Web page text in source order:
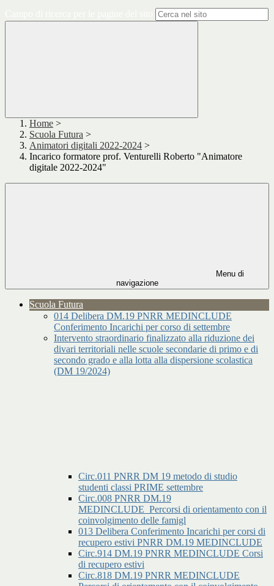
Home >
Scuola Futura >
Animatori digitali 2022-2024 >
Incarico formatore prof. Venturelli Roberto "Animatore
digitale 2022-2024"
Menu di
navigazione
Scuola Futura
014 Delibera DM.19 PNRR MEDINCLUDE
Conferimento Incarichi per corso di settembre
Intervento straordinario finalizzato alla riduzione dei
divari territoriali nelle scuole secondarie di primo e di
secondo grado e alla lotta alla dispersione scolastica
(DM 19/2024)
Circ.011 PNRR DM 19 metodo di studio
studenti classi PRIME settembre
Circ.008 PNRR DM.19
MEDINCLUDE_Percorsi di orientamento con il
coinvolgimento delle famigl
013 Delibera Conferimento Incarichi per corsi di
recupero estivi PNRR DM.19 MEDINCLUDE
Circ.914 DM.19 PNRR MEDINCLUDE Corsi
di recupero estivi
Circ.818 DM.19 PNRR MEDINCLUDE